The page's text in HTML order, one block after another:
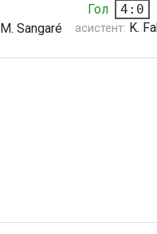
Гол 4:0
M. Sangaré
асистент: K.